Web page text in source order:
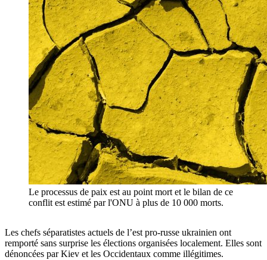
Le processus de paix est au point mort et le bilan de ce
conflit est estimé par l'ONU à plus de 10 000 morts.
Les chefs séparatistes actuels de l’est pro-russe ukrainien ont
remporté sans surprise les élections organisées localement. Elles sont
dénoncées par Kiev et les Occidentaux comme illégitimes.